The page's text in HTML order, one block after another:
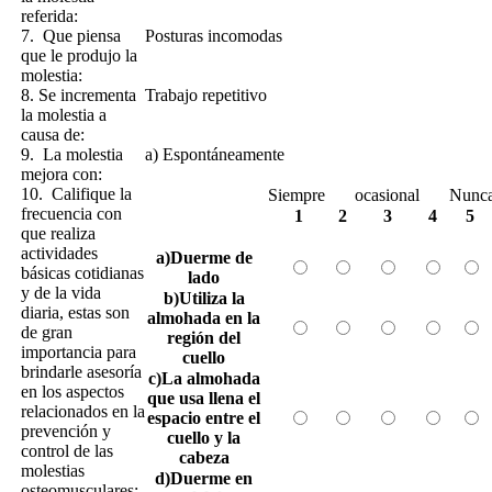
referida:
7. Que piensa
que le produjo la
molestia:
Posturas incomodas
8. Se incrementa
la molestia a
causa de:
Trabajo repetitivo
9. La molestia
mejora con:
a) Espontáneamente
10. Califique la
frecuencia con
que realiza
actividades
básicas cotidianas
y de la vida
diaria, estas son
de gran
importancia para
brindarle asesoría
en los aspectos
relacionados en la
prevención y
control de las
molestias
Siempre ocasional
1
2 3 4 5
a)Duerme de
lado
b)Utiliza la
almohada en la
región del
cuello
c)La almohada
que usa llena el
espacio entre el
cuello y la
cabeza
d)Duerme en